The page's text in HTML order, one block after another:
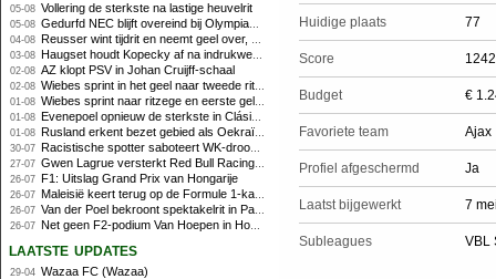
05-08 Vollering de sterkste na lastige heuvelrit
05-08 Gedurfd NEC blijft overeind bij Olympiakos
04-08 Reusser wint tijdrit en neemt geel over, Nooijen knap tweede
03-08 Haugset houdt Kopecky af na indrukwekkende solo van 86 kilometer
02-08 AZ klopt PSV in Johan Cruijff-schaal
02-08 Wiebes sprint in het geel naar tweede ritzege
01-08 Wiebes sprint naar ritzege en eerste gele trui in Tour Femmes
01-08 Evenepoel opnieuw de sterkste in Clásica San Sebastián
01-08 Rusland erkent bezet gebied als Oekraïens voor opheffing IOC-schorsing
30-07 Racistische spotter saboteert WK-droom van powerliftster
27-07 Gwen Lagrue versterkt Red Bull Racing vanaf 2027
26-07 F1: Uitslag Grand Prix van Hongarije
26-07 Maleisië keert terug op de Formule 1-kalender in 2026
26-07 Van der Poel bekroont spektakelrit in Parijs met nipte zege; eindzege Pogacar
26-07 Net geen F2-podium Van Hoepen in Hongarije, Leon maakt indruk
laatste updates
29-04 Wazaa FC (Wazaa)
Huidige plaats 77
Score 1242
Budget €
Favoriete team Ajax
Profiel afgeschermd Ja
Laatst bijgewerkt 7
Subleagues VBL